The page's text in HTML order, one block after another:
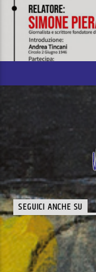
SEGUICI ANCHE SU